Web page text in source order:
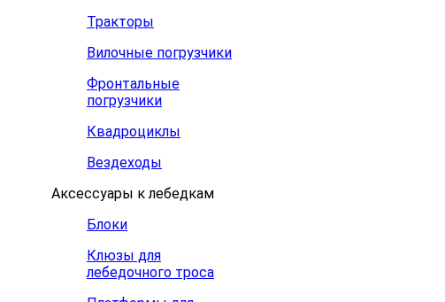
Тракторы
Вилочные погрузчики
Фронтальные
погрузчики
Квадроциклы
Вездеходы
Аксессуары к лебедкам
Блоки
Клюзы для
лебедочного троса